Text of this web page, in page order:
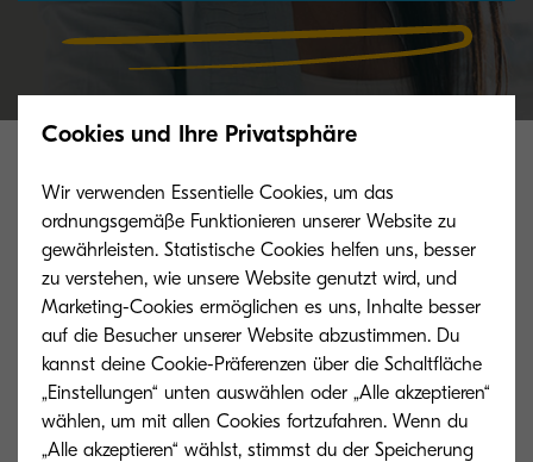
Verwandte Produkte
Cookies und Ihre Privatsphäre
Wir verwenden Essentielle Cookies, um das
ordnungsgemäße Funktionieren unserer Website zu
gewährleisten. Statistische Cookies helfen uns, besser
zu verstehen, wie unsere Website genutzt wird, und
Marketing-Cookies ermöglichen es uns, Inhalte besser
auf die Besucher unserer Website abzustimmen. Du
kannst deine Cookie-Präferenzen über die Schaltfläche
„Einstellungen“ unten auswählen oder „Alle akzeptieren“
wählen, um mit allen Cookies fortzufahren. Wenn du
„Alle akzeptieren“ wählst, stimmst du der Speicherung